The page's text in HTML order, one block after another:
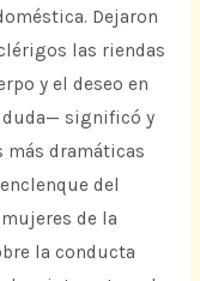
Dejaron
las riendas
y el deseo en
significó y
más dramáticas
del
de la
la conducta